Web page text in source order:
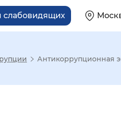
слабовидящих
Антикоррупционная